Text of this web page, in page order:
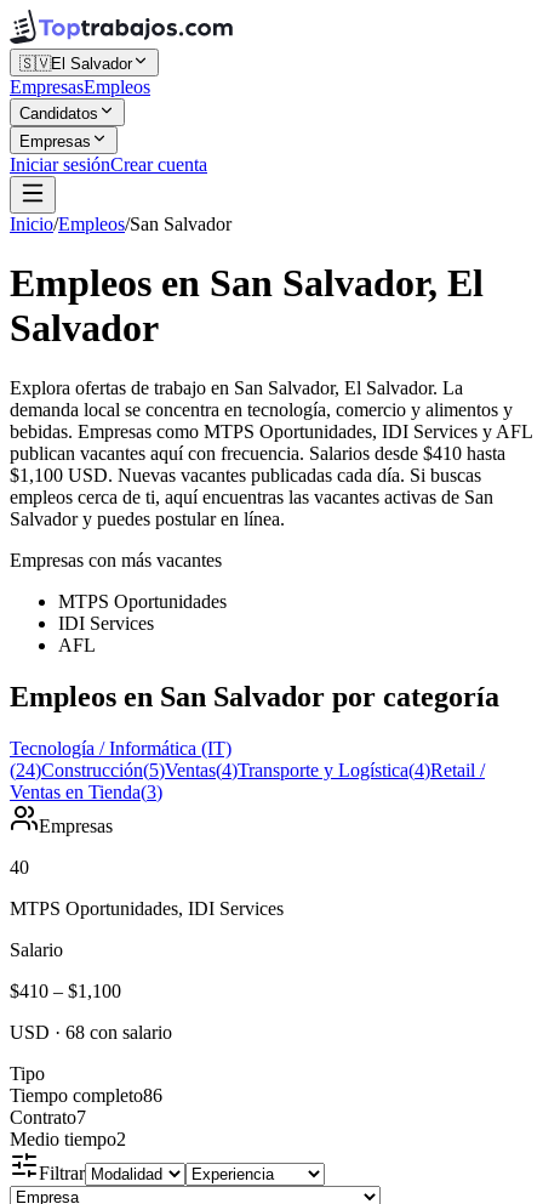
🇸🇻El Salvador
EmpresasEmpleos
Candidatos
Empresas
Iniciar sesiónCrear cuenta
Inicio/Empleos/San Salvador
Empleos en San Salvador, El
Salvador
Explora ofertas de trabajo en San Salvador, El Salvador. La
demanda local se concentra en tecnología, comercio y alimentos y
bebidas. Empresas como MTPS Oportunidades, IDI Services y AFL
publican vacantes aquí con frecuencia. Salarios desde $410 hasta
$1,100 USD. Nuevas vacantes publicadas cada día. Si buscas
empleos cerca de ti, aquí encuentras las vacantes activas de San
Salvador y puedes postular en línea.
Empresas con más vacantes
MTPS Oportunidades
IDI Services
AFL
Empleos en San Salvador por categoría
Tecnología / Informática (IT)
(24)Construcción(5)Ventas(4)Transporte y Logística(4)Retail /
Ventas en Tienda(3)
Empresas
40
MTPS Oportunidades, IDI Services
Salario
$410 – $1,100
USD · 68 con salario
Tipo
Tiempo completo86
Contrato7
Medio tiempo2
Filtrar